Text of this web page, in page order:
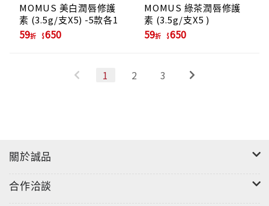
MOMUS 美白潤唇修護
素 (3.5g/支X5) -5款各1
59折 650
MOMUS 綠茶潤唇修護
素 (3.5g/支X5 )
59折 650
1 2 3
關於誠品
合作洽談